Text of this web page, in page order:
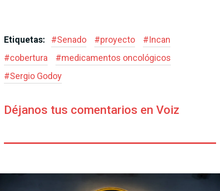
Etiquetas: #Senado #proyecto #Incan
#cobertura #medicamentos oncológicos
#Sergio Godoy
Déjanos tus comentarios en Voiz